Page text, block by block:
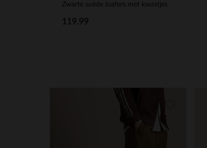
Zwarte suède loafers met kwastjes
119.99